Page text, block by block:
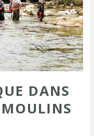
DANS